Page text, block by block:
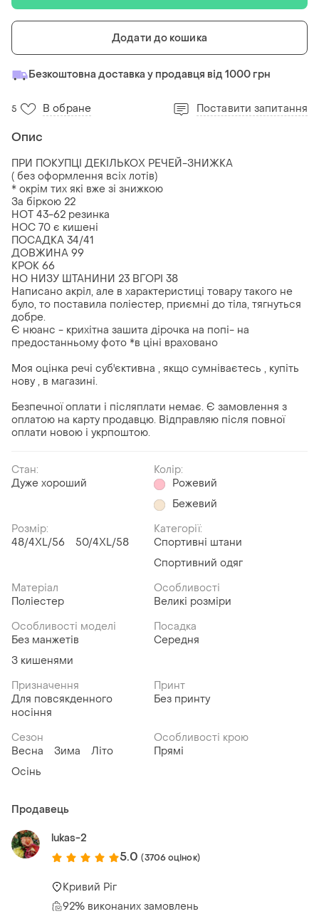
Додати до кошика
Безкоштовна доставка у продавця від 1000 грн
5 В обране Поставити запитання
Опис
ПРИ ПОКУПЦІ ДЕКІЛЬКОХ РЕЧЕЙ-ЗНИЖКА
( без оформлення всіх лотів)
* окрім тих які вже зі знижкою
За біркою 22
НОТ 43-62 резинка
НОС 70 є кишені
ПОСАДКА 34/41
ДОВЖИНА 99
КРОК 66
НО НИЗУ ШТАНИНИ 23 ВГОРІ 38
Написано акріл, але в характеристиці товару такого не
було, то поставила поліестер, приємні до тіла, тягнуться
добре.
Є нюанс - крихітна зашита дірочка на попі- на
предостанньому фото *в ціні враховано
Моя оцінка речі суб'єктивна , якщо сумніваєтесь , купіть
нову , в магазині.
Безпечної оплати і післяплати немає. Є замовлення з
оплатою на карту продавцю. Відправляю після повної
оплати новою і укрпоштою.
Стан:
Дуже хороший
Колір:
Рожевий
Бежевий
Розмір:
48/4XL/56
50/4XL/58
Категорії:
Спортивні штани
Спортивний одяг
Матеріал
Поліестер
Особливості
Великі розміри
Особливості моделі
Без манжетів
З кишенями
Посадка
Середня
Призначення
Для повсякденного
носіння
Принт
Без принту
Сезон
Весна
Зима
Літо
Осінь
Особливості крою
Прямі
Продавець
lukas-2
5.0 (3706 оцінок)
Кривий Ріг
92% виконаних замовлень